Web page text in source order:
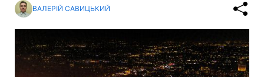
ВАЛЕРІЙ САВИЦЬКИЙ